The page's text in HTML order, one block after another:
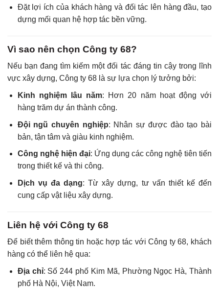
Đặt lợi ích của khách hàng và đối tác lên hàng đầu, tạo
dựng mối quan hệ hợp tác bền vững.
Vì sao nên chọn Công ty 68?
Nếu bạn đang tìm kiếm một đối tác đáng tin cậy trong lĩnh
vực xây dựng, Công ty 68 là sự lựa chọn lý tưởng bởi:
Kinh nghiệm lâu năm: Hơn 20 năm hoạt động với
hàng trăm dự án thành công.
Đội ngũ chuyên nghiệp: Nhân sự được đào tạo bài
bản, tận tâm và giàu kinh nghiệm.
Công nghệ hiện đại: Ứng dụng các công nghệ tiên tiến
trong thiết kế và thi công.
Dịch vụ đa dạng: Từ xây dựng, tư vấn thiết kế đến
cung cấp vật liệu xây dựng.
Liên hệ với Công ty 68
Để biết thêm thông tin hoặc hợp tác với Công ty 68, khách
hàng có thể liên hệ qua:
Địa chỉ: Số 244 phố Kim Mã, Phường Ngọc Hà, Thành
phố Hà Nội, Việt Nam.